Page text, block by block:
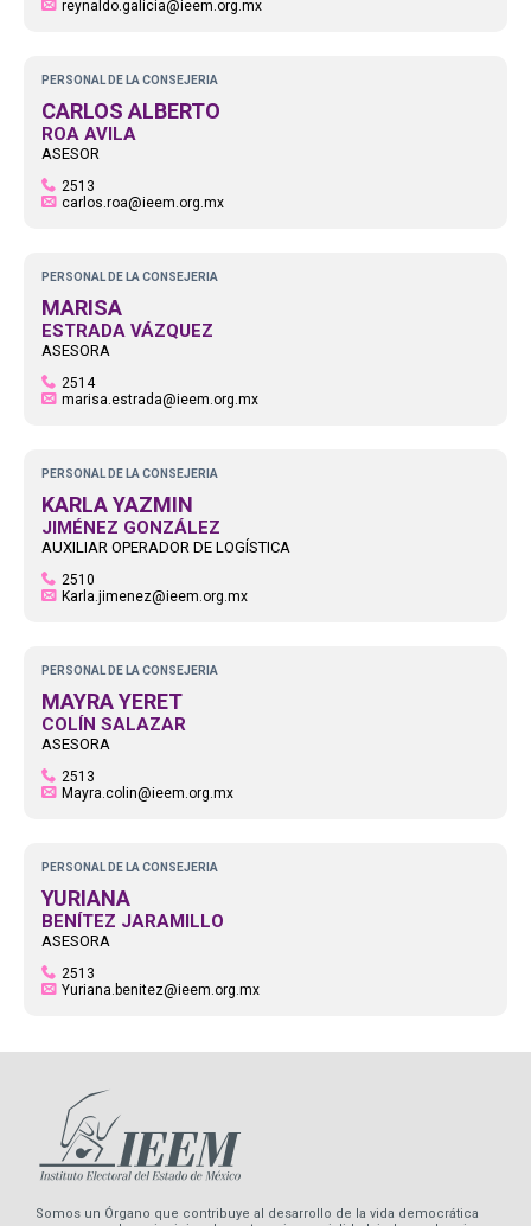
reynaldo.galicia@ieem.org.mx
PERSONAL DE LA CONSEJERIA
CARLOS ALBERTO
ROA AVILA
ASESOR
2513
carlos.roa@ieem.org.mx
PERSONAL DE LA CONSEJERIA
MARISA
ESTRADA VÁZQUEZ
ASESORA
2514
marisa.estrada@ieem.org.mx
PERSONAL DE LA CONSEJERIA
KARLA YAZMIN
JIMÉNEZ GONZÁLEZ
AUXILIAR OPERADOR DE LOGÍSTICA
2510
Karla.jimenez@ieem.org.mx
PERSONAL DE LA CONSEJERIA
MAYRA YERET
COLÍN SALAZAR
ASESORA
2513
Mayra.colin@ieem.org.mx
PERSONAL DE LA CONSEJERIA
YURIANA
BENÍTEZ JARAMILLO
ASESORA
2513
Yuriana.benitez@ieem.org.mx
Somos un Órgano que contribuye al desarrollo de la vida democrática